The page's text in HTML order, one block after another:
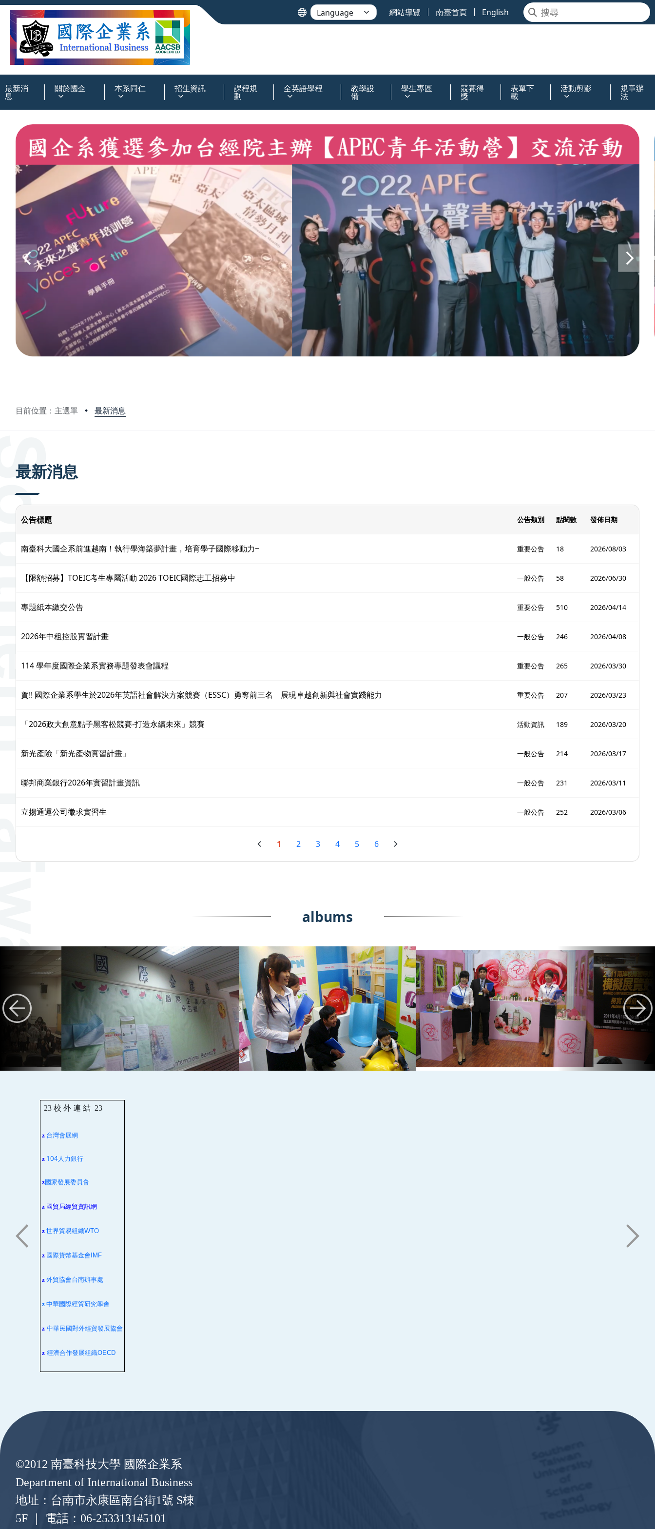
網站導覽 南臺首頁 English
最新消
息
關於國企 本系同仁 招生資訊 課程規
劃
全英語學程 教學設
備
學生專區 競賽得
獎
表單下
載
活動剪影 規章辦
法
目前位置：主選單 最新消息
最新消息
公告標題 公告類別 點閱數 發佈日期
南臺科大國企系前進越南！執行學海築夢計畫，培育學子國際移動力~ 重要公告 18 2026/08/03
【限額招募】TOEIC考生專屬活動 2026 TOEIC國際志工招募中 一般公告 58 2026/06/30
專題紙本繳交公告 重要公告 510 2026/04/14
2026年中租控股實習計畫 一般公告 246 2026/04/08
114 學年度國際企業系實務專題發表會議程 重要公告 265 2026/03/30
賀!! 國際企業系學生於2026年英語社會解決方案競賽（ESSC）勇奪前三名 展現卓越創新與社會實踐能力 重要公告 207 2026/03/23
「2026政大創意點子黑客松競賽-打造永續未來」競賽 活動資訊 189 2026/03/20
新光產險「新光產物實習計畫」 一般公告 214 2026/03/17
聯邦商業銀行2026年實習計畫資訊 一般公告 231 2026/03/11
立揚通運公司徵求實習生 一般公告 252 2026/03/06
1 2 3 4 5 6
albums
23 校 外 連 結 23
z 台灣會展網
z 104人力銀行
z國家發展委員會
z 國貿局經貿資訊網
z 世界貿易組織WTO
z 國際貨幣基金會 IMF
z 外貿協會台南辦事處
z 中華國際經貿研究學會
z 中華民國對外經貿發展協會
z 經濟合作發展組織OECD
©2012 南臺科技大學 國際企業系
Department of International Business
地址：台南市永康區南台街1號 S棟
5F ｜ 電話：06-2533131#5101